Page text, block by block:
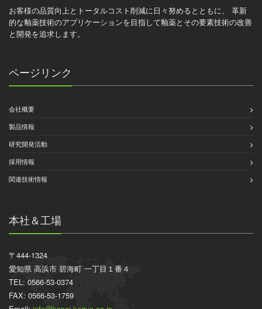
お客様の品質向上とトータルコスト削減に日々努めるとともに、 革新
的な釉薬技術のアプリケーションを目指して釉薬とその要素技術の改善
と開発を追求します。
ページリンク
会社概要
製品情報
研究開発活動
採用情報
関連技術情報
本社＆工場
〒444-1324
愛知県 高浜市 碧海町 一丁目１番４
TEL: 0566-53-0374
FAX: 0566-53-1759